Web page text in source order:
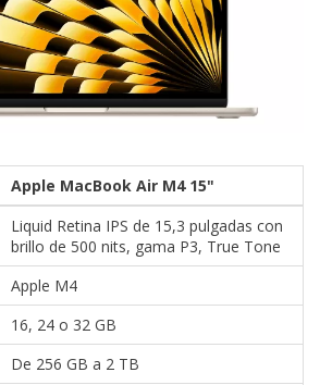
Apple MacBook Air M4 15"
Liquid Retina IPS de 15,3 pulgadas con
brillo de 500 nits, gama P3, True Tone
Apple M4
16, 24 o 32 GB
De 256 GB a 2 TB